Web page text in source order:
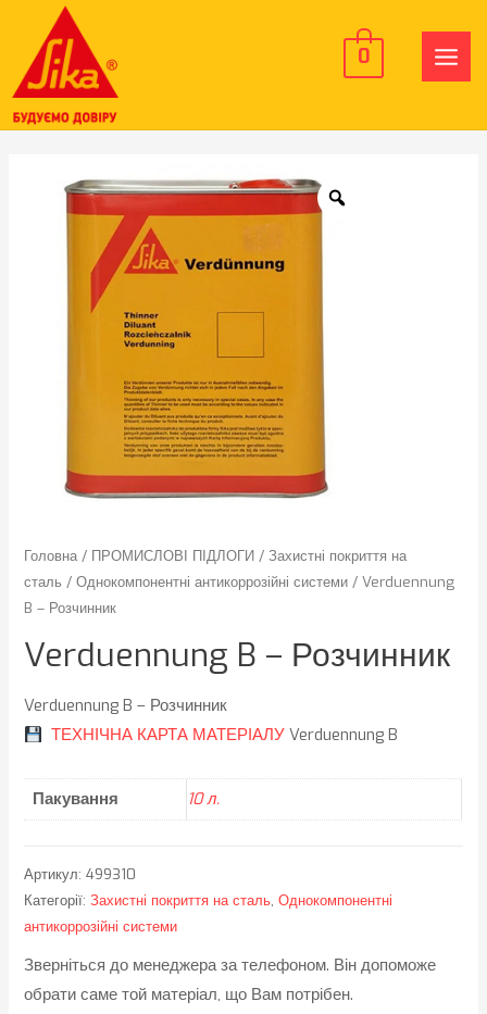
0
MAIN
Головна / ПРОМИСЛОВІ ПІДЛОГИ /Захистні покриття на
сталь /Однокомпонентні антикоррозійні системи / Verduennung
B – Розчинник
Verduennung B – Розчинник
Verduennung B – Розчинник
ТЕХНІЧНА КАРТА МАТЕРІАЛУ Verduennung B
Пакування 10 л.
Артикул:499310
Категорії:Захистні покриття на сталь,Однокомпонентні
антикоррозійні системи
Зверніться до менеджера за телефоном. Він допоможе
обрати саме той матеріал, що Вам потрібен.